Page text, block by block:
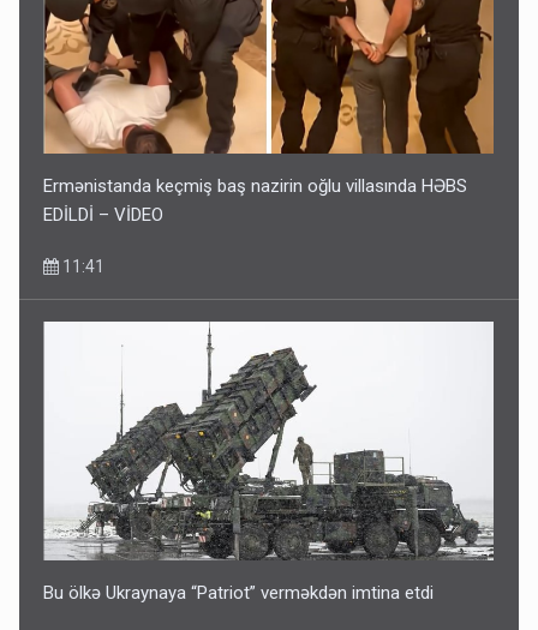
Ermənistanda keçmiş baş nazirin oğlu villasında HƏBS
EDİLDİ – VİDEO
11:41
Bu ölkə Ukraynaya “Patriot” verməkdən imtina etdi